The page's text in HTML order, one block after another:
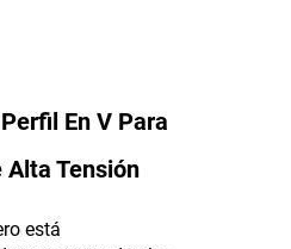
En V Para
Alta Tensión
está